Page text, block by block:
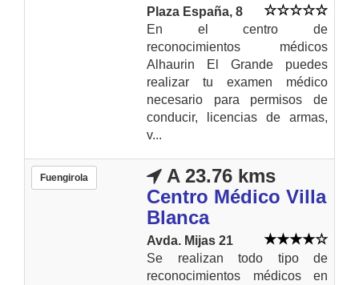
Plaza España, 8
En el centro de
reconocimientos médicos
Alhaurin El Grande puedes
realizar tu examen médico
necesario para permisos de
conducir, licencias de armas,
v...
Fuengirola
A 23.76 kms
Centro Médico Villa
Blanca
Avda. Mijas 21
Se realizan todo tipo de
reconocimientos médicos en